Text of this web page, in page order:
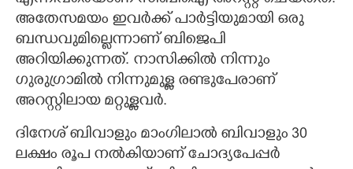
അതേസമയം ഇവർക്ക് പാർട്ടിയുമായി ഒരു
ബന്ധവുമില്ലെന്നാണ് ബിജെപി
അറിയിക്കുന്നത്. നാസിക്കിൽ നിന്നും
ഗുരുഗ്രാമിൽ നിന്നുമുള്ള രണ്ടുപേരാണ്
അറസ്റ്റിലായ മറ്റുള്ളവർ.
ദിനേശ് ബിവാളും മാംഗിലാൽ ബിവാളും 30
ലക്ഷം രൂപ നൽകിയാണ് ചോദ്യപേപ്പർ